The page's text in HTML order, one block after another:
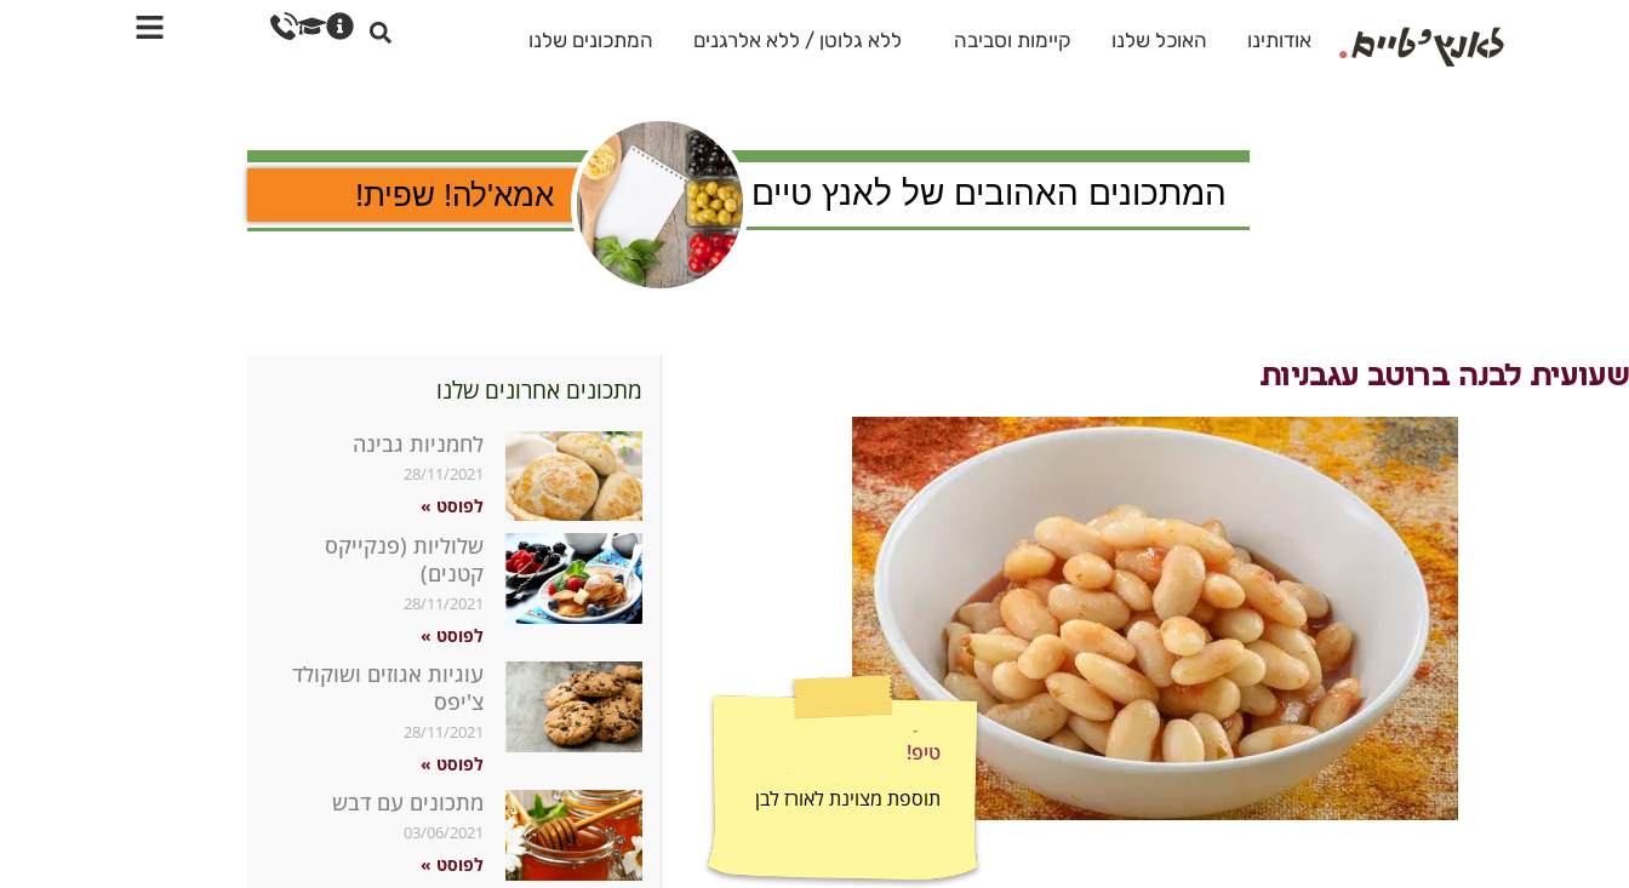
אודותינו האוכל שלנו קיימות וסביבה ללא גלוטן / ללא אלרגנים המתכונים שלנו
המתכונים האהובים של לאנץ טיים אמא'לה! שפית!
שעועית לבנה ברוטב עגבניות
טיפ!
תוספת מצוינת לאורז לבן
מתכונים אחרונים שלנו
לחמניות גבינה
28/11/2021
לפוסט »
שלוליות (פנקייקס
קטנים)
28/11/2021
לפוסט »
עוגיות אגוזים ושוקולד
צ'יפס
28/11/2021
לפוסט »
מתכונים עם דבש
03/06/2021
לפוסט »